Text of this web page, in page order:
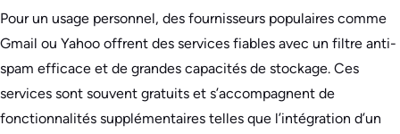
Pour un usage personnel, des fournisseurs populaires comme
Gmail ou Yahoo offrent des services fiables avec un filtre anti-
spam efficace et de grandes capacités de stockage. Ces
services sont souvent gratuits et s’accompagnent de
fonctionnalités supplémentaires telles que l’intégration d’un